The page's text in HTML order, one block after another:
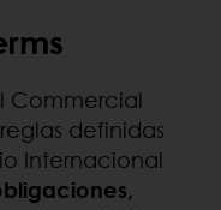
Commercial
definidas
Internacional